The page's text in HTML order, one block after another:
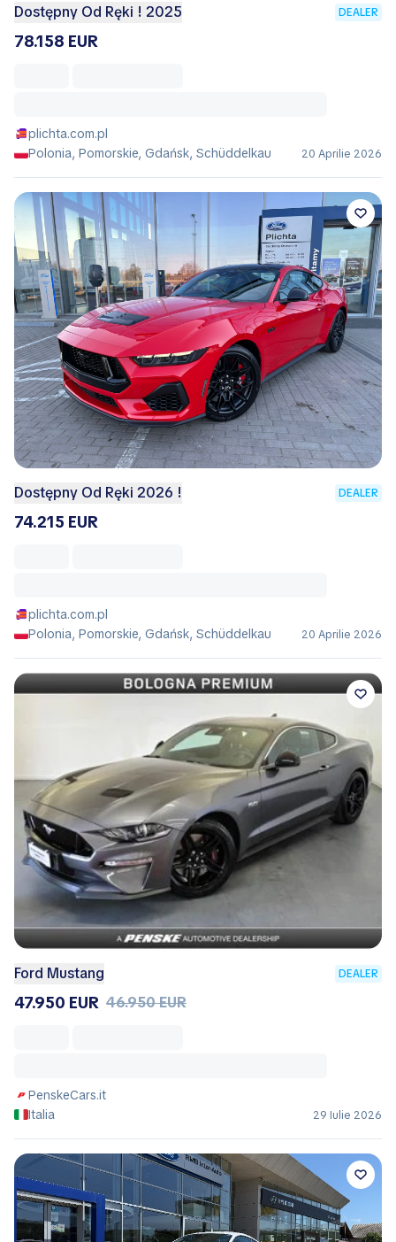
Dostępny Od Ręki ! 2025 DEALER
78.158 EUR
plichta.com.pl
Polonia, Pomorskie, Gdańsk, Schüddelkau
20 Aprilie 2026
Dostępny Od Ręki 2026 ! DEALER
74.215 EUR
plichta.com.pl
Polonia, Pomorskie, Gdańsk, Schüddelkau
20 Aprilie 2026
Ford Mustang DEALER
47.950 EUR 46.950 EUR
PenskeCars.it
Italia
29 Iulie 2026